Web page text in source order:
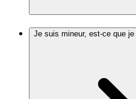
Je suis mineur, est-ce que